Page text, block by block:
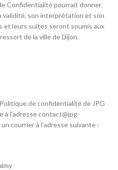
Confidentialité pourrait donner
validité, son interprétation et son
et leurs suites seront soumis aux
de la ville de Dijon.
de confidentialité de JPG
l’adresse contact@jpg-
courrier à l’adresse suivante :